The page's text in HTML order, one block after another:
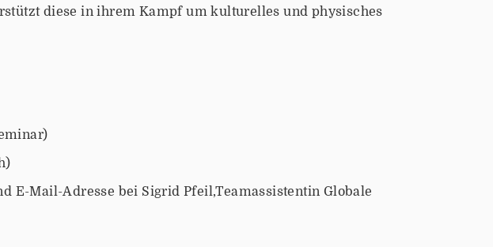
diese in ihrem Kampf um kulturelles und physisches
E-Mail-Adresse bei Sigrid Pfeil,Teamassistentin Globale